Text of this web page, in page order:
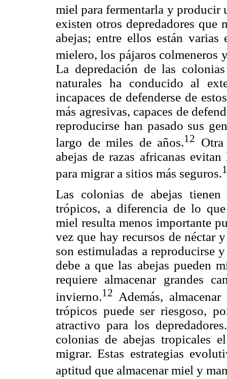
miel para fermentarla y producir
existen otros depredadores que
abejas; entre ellos están
mielero, los pájaros colmeneros
La depredación de las
naturales ha conducido al
incapaces de defenderse de
más agresivas, capaces de
reproducirse han pasado sus
largo de miles de años.12
abejas de razas africanas
para migrar a sitios más seguros.
Las colonias de abejas
trópicos, a diferencia de lo
miel resulta menos importante
vez que hay recursos de néctar
son estimuladas a reproducirse
debe a que las abejas pueden
requiere almacenar grandes
invierno.12
Además,
trópicos puede ser riesgoso,
atractivo para los
colonias de abejas tropicales
migrar. Estas estrategias
aptitud que almacenar miel y